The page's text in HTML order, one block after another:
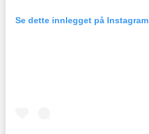
Se dette innlegget på Instagram